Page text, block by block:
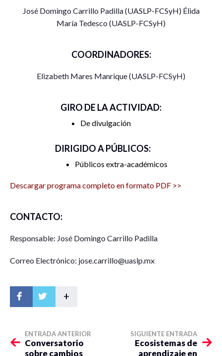
José Domingo Carrillo Padilla (UASLP-FCSyH) Élida
María Tedesco (UASLP-FCSyH)
COORDINADORES:
Elizabeth Mares Manrique (UASLP-FCSyH)
GIRO DE LA ACTIVIDAD:
De divulgación
DIRIGIDO A PÚBLICOS:
Públicos extra-académicos
Descargar programa completo en formato PDF >>
CONTACTO:
Responsable: José Domingo Carrillo Padilla
Correo Electrónico: jose.carrillo@uaslp.mx
+
ENTRADA ANTERIOR
Conversatorio
sobre cambios
SIGUIENTE ENTRADA
Ecosistemas de
aprendizaje en